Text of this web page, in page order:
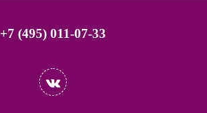
+7 (495) 011-07-33